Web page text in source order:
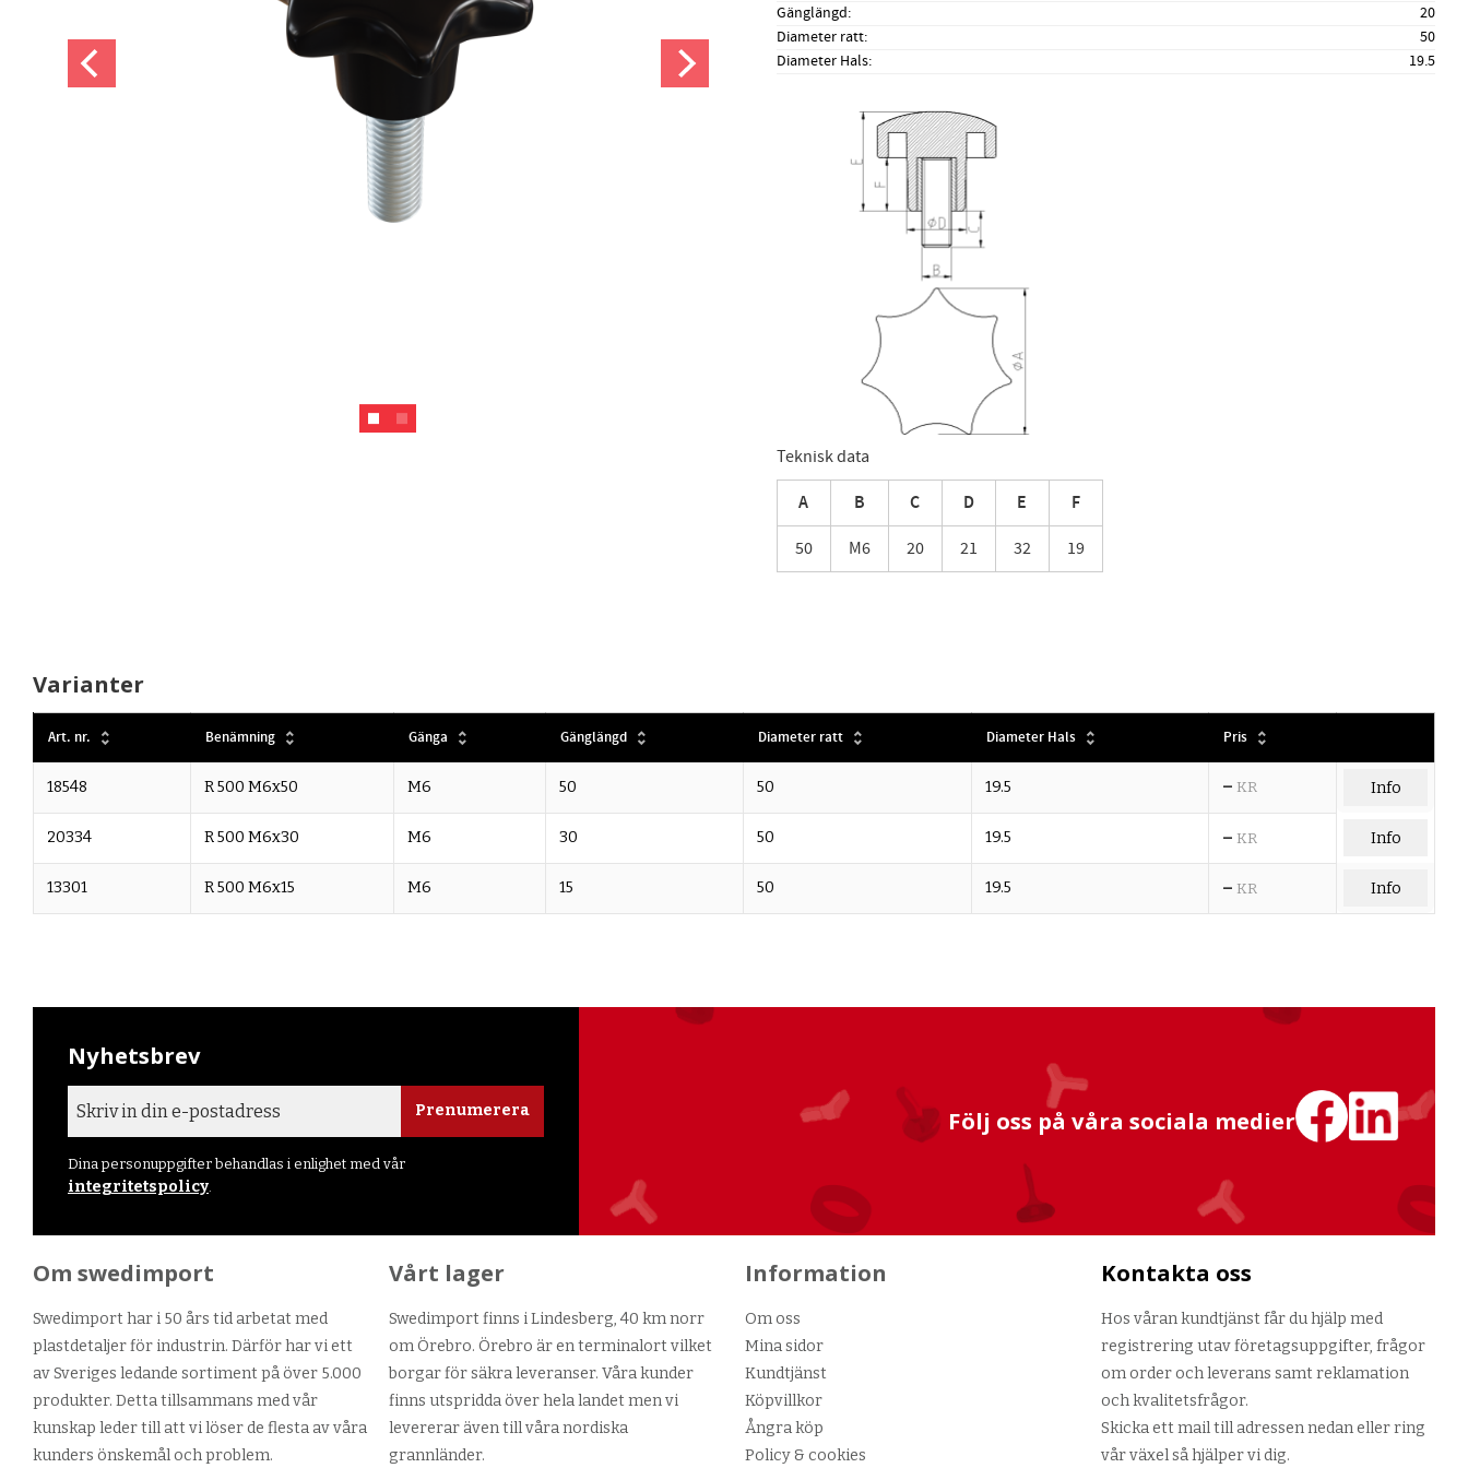
Gänglängd
20
Diameter ratt
50
Diameter Hals
19.5
Teknisk data
A B C D E F
50 M6 20 21 32 19
Varianter
Art. nr. Benämning Gänga Gänglängd Diameter ratt Diameter Hals Pris
18548 R 500 M6x50 M6 50 50 19.5 – KR Info
20334 R 500 M6x30 M6 30 50 19.5 – KR Info
13301 R 500 M6x15 M6 15 50 19.5 – KR Info
Nyhetsbrev
Prenumerera
Dina personuppgifter behandlas i enlighet med vår
integritetspolicy
Följ oss på våra sociala medier
Om swedimport
Swedimport har i 50 års tid arbetat med
plastdetaljer för industrin. Därför har vi ett
av Sveriges ledande sortiment på över 5.000
produkter. Detta tillsammans med vår
kunskap leder till att vi löser de flesta av våra
kunders önskemål och problem.
Vårt lager
Swedimport finns i Lindesberg, 40 km norr
om Örebro. Örebro är en terminalort vilket
borgar för säkra leveranser. Våra kunder
finns utspridda över hela landet men vi
levererar även till våra nordiska
grannländer.
Information
Om oss
Mina sidor
Kundtjänst
Köpvillkor
Ångra köp
Policy & cookies
Kontakta oss
Hos våran kundtjänst får du hjälp med
registrering utav företagsuppgifter, frågor
om order och leverans samt reklamation
och kvalitetsfrågor.
Skicka ett mail till adressen nedan eller ring
vår växel så hjälper vi dig.